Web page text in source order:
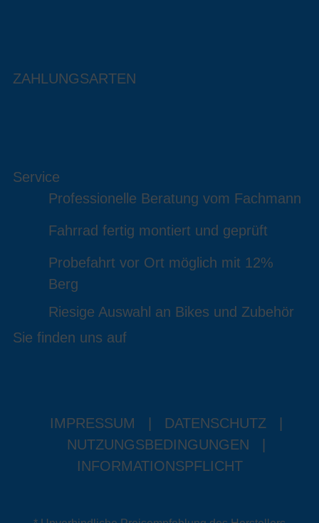
ZAHLUNGSARTEN
Service
Professionelle Beratung vom Fachmann
Fahrrad fertig montiert und geprüft
Probefahrt vor Ort möglich mit 12%
Berg
Riesige Auswahl an Bikes und Zubehör
Sie finden uns auf
IMPRESSUM DATENSCHUTZ
NUTZUNGSBEDINGUNGEN
INFORMATIONSPFLICHT